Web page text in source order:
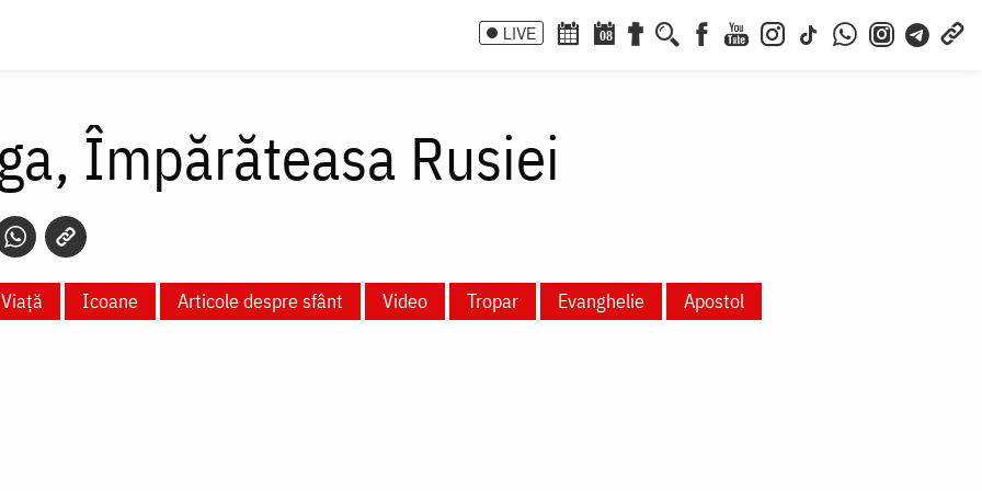
LIVE 08
Împărăteasa Rusiei
Viață Icoane Articole despre sfânt Video Tropar Evanghelie Apostol